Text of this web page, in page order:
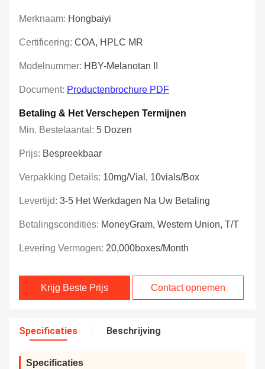
Merknaam: Hongbaiyi
Certificering: COA, HPLC MR
Modelnummer: HBY-Melanotan II
Document: Productenbrochure PDF
Betaling & Het Verschepen Termijnen
Min. Bestelaantal: 5 Dozen
Prijs: Bespreekbaar
Verpakking Details: 10mg/vial, 10vials/box
Levertijd: 3-5 Het Werkdagen Na Uw Betaling
Betalingscondities: MoneyGram, Western Union, T/T
Levering Vermogen: 20,000boxes/Month
Krijg Beste Prijs Contact opnemen
Specificaties Beschrijving
Specificaties